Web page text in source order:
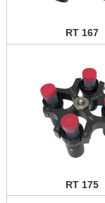
RT 167
RT 175